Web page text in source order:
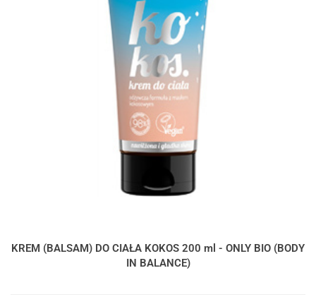
KREM (BALSAM) DO CIAŁA KOKOS 200 ml - ONLY BIO (BODY
IN BALANCE)